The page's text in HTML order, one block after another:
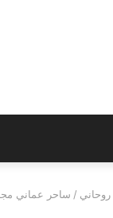
/ ساحر عماني